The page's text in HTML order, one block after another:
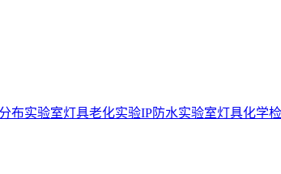
布实验室灯具老化实验IP防水实验室灯具化学